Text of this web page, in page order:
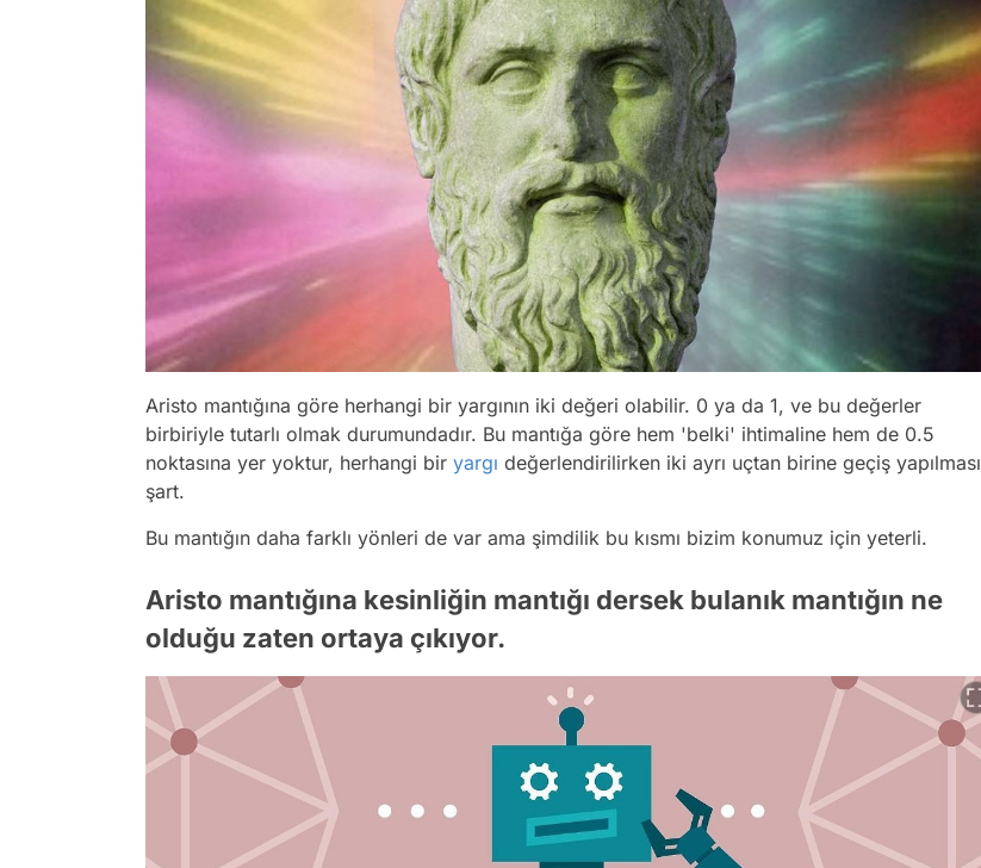
Aristo mantığına göre herhangi bir yargının iki değeri olabilir. 0 ya da 1, ve bu değerler
birbiriyle tutarlı olmak durumundadır. Bu mantığa göre hem 'belki' ihtimaline hem de 0.5
noktasına yer yoktur, herhangi bir yargı değerlendirilirken iki ayrı uçtan birine geçiş yapılması
şart.
Bu mantığın daha farklı yönleri de var ama şimdilik bu kısmı bizim konumuz için yeterli.
Aristo mantığına kesinliğin mantığı dersek bulanık mantığın ne
olduğu zaten ortaya çıkıyor.